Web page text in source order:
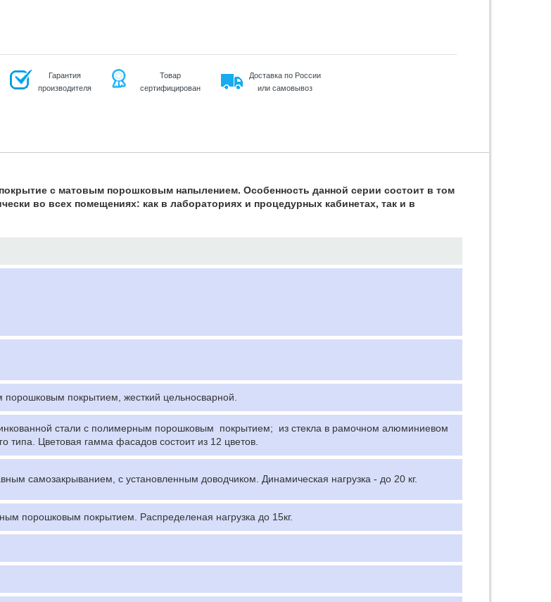
Гарантия
производителя
Товар
сертифицирован
Доставка по России
или самовывоз
с матовым порошковым напылением. Особенность данной серии состоит в том
во всех помещениях: как в лабораториях и процедурных кабинетах, так и в
покрытием, жесткий цельносварной.
стали с полимерным порошковым покрытием; из стекла в рамочном алюминиевом
типа. Цветовая гамма фасадов состоит из 12 цветов.
самозакрыванием, с установленным доводчиком. Динамическая нагрузка - до 20 кг.
порошковым покрытием. Распределеная нагрузка до 15кг.